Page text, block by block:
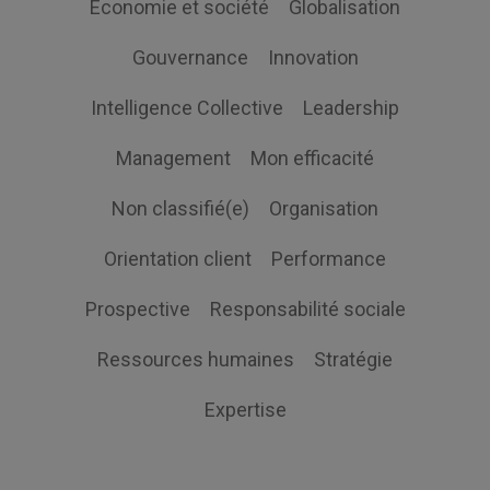
Economie et société Globalisation
Gouvernance Innovation
Intelligence Collective Leadership
Management Mon efficacité
Non classifié(e) Organisation
Orientation client Performance
Prospective Responsabilité sociale
Ressources humaines Stratégie
Expertise